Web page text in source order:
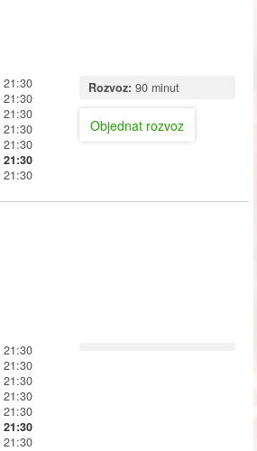
Rozvoz: 90 minut
Objednat rozvoz